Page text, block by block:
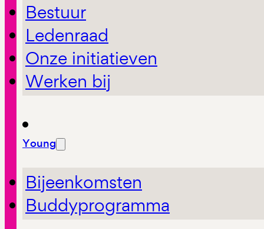
Bestuur
Ledenraad
Onze initiatieven
Werken bij
Young
Bijeenkomsten
Buddyprogramma